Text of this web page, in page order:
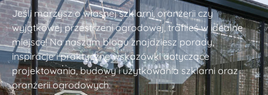
Jeśli marzysz o własnej szklarni, oranżerii czy
wyjątkowej przestrzeni ogrodowej, trafiłeś w idealne
miejsce! Na naszym blogu znajdziesz porady,
inspiracje i praktyczne wskazówki dotyczące
projektowania, budowy i użytkowania szklarni oraz
oranżerii ogrodowych.